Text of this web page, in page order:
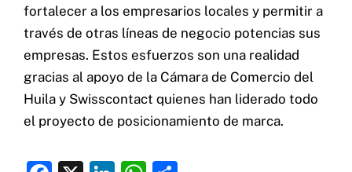
fortalecer a los empresarios locales y permitir a
través de otras líneas de negocio potencias sus
empresas. Estos esfuerzos son una realidad
gracias al apoyo de la Cámara de Comercio del
Huila y Swisscontact quienes han liderado todo
el proyecto de posicionamiento de marca.